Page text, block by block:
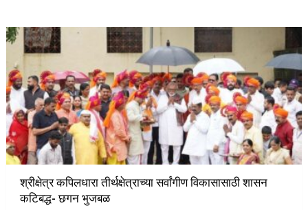
श्रीक्षेत्र कपिलधारा तीर्थक्षेत्राच्या सर्वांगीण विकासासाठी शासन
कटिबद्ध- छगन भुजबळ